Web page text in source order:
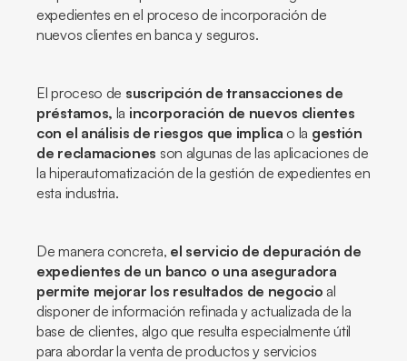
expedientes en el proceso de incorporación de
nuevos clientes en banca y seguros.
El proceso de suscripción de transacciones de
préstamos, la incorporación de nuevos clientes
con el análisis de riesgos que implica o la gestión
de reclamaciones son algunas de las aplicaciones de
la hiperautomatización de la gestión de expedientes en
esta industria.
De manera concreta, el servicio de depuración de
expedientes de un banco o una aseguradora
permite mejorar los resultados de negocio al
disponer de información refinada y actualizada de la
base de clientes, algo que resulta especialmente útil
para abordar la venta de productos y servicios